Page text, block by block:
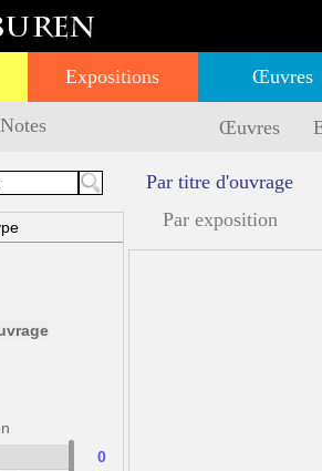
Expositions Œuvres
Notes Œuvres
0
Par titre d'ouvrage
Par exposition